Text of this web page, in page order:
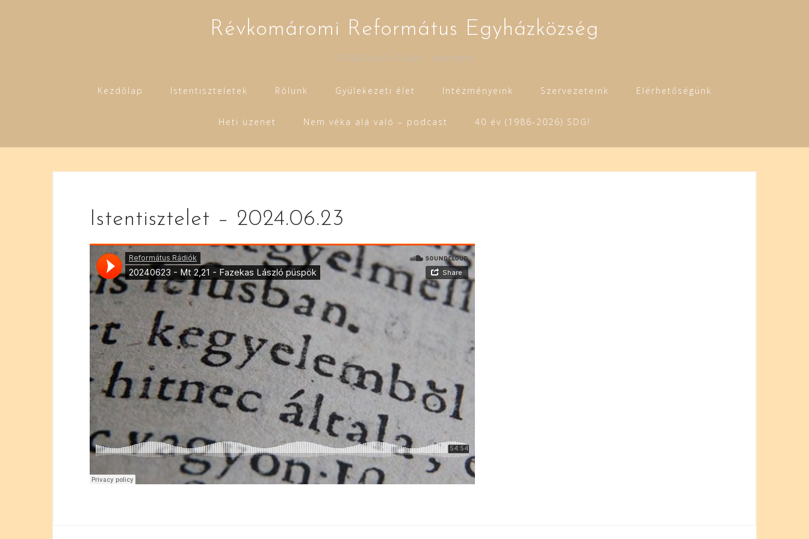
Révkomáromi Református Egyházközség
A 2003-as Kis Tükör - letölthető
Kezdőlap Istentiszteletek Rólunk Gyülekezeti élet Intézményeink Szervezeteink Elérhetőségünk
Heti üzenet Nem véka alá való – podcast 40 év (1986-2026) SDG!
Istentisztelet – 2024.06.23